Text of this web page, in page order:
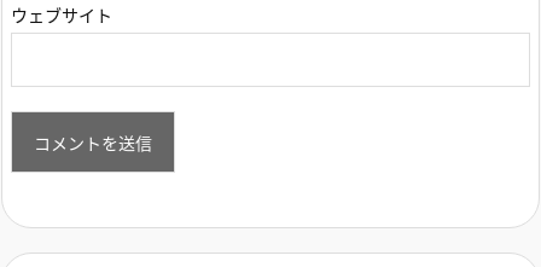
ウェブサイト